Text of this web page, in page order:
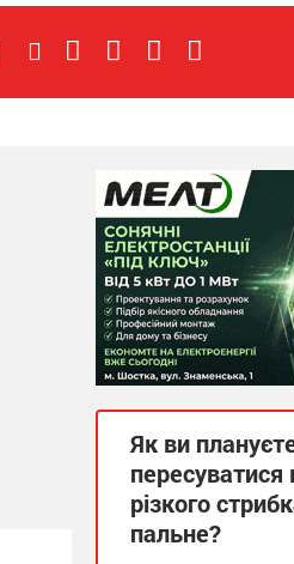
Як ви
пересуватися
різкого
пальне?